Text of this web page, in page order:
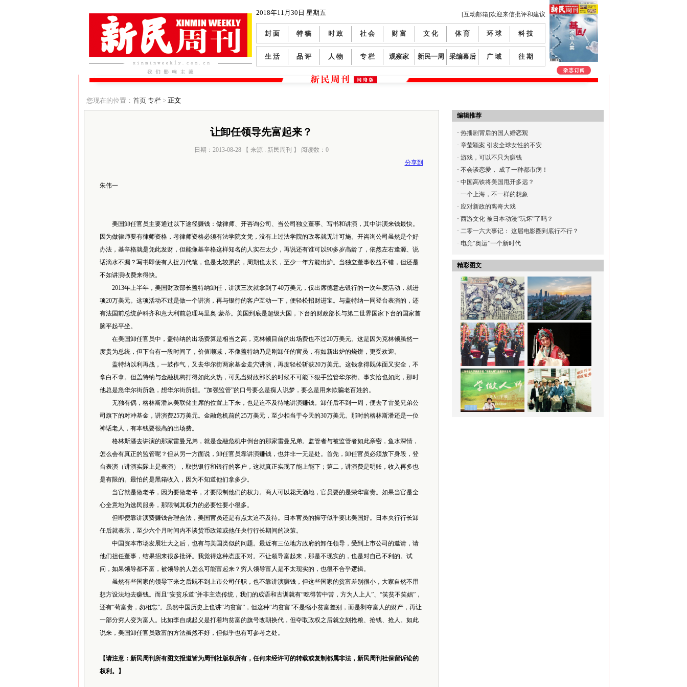
2018年11月30日 星期五 [互动邮箱]欢迎来信批评和建议
封 面 特 稿 时 政 社 会 财 富 文 化 体 育 环 球 科 技
生 活 品 评 人 物 专 栏 观察家 新民一周 采编幕后 广 域 往 期
您现在的位置： 首页 专栏> 正文
让卸任领导先富起来？
日期：2013-08-28 【 来源 : 新民周刊 】 阅读数： 0
分享到
朱伟一
美国卸任官员主要通过以下途径赚钱：做律师、开咨询公司、当公司独立董事、写书和讲演，其中讲演来钱最快。
因为做律师要有律师资格，考律师资格必须有法学院文凭，没有上过法学院的政客就无计可施。开咨询公司虽然是个好
办法，基辛格就是凭此发财，但能像基辛格这样知名的人实在太少，再说还有谁可以90多岁高龄了，依然左右逢源、说
话滴水不漏？写书即便有人捉刀代笔，也是比较累的，周期也太长，至少一年方能出炉。当独立董事收益不错，但还是
不如讲演收费来得快。
2013年上半年，美国财政部长盖特纳卸任，讲演三次就拿到了40万美元，仅出席德意志银行的一次年度活动，就进
项20万美元。这项活动不过是做一个讲演，再与银行的客户互动一下，便轻松招财进宝。与盖特纳一同登台表演的，还
有法国前总统萨科齐和意大利前总理马里奥·蒙蒂。美国到底是超级大国，下台的财政部长与第二世界国家下台的国家首
脑平起平坐。
在美国卸任官员中，盖特纳的出场费算是相当之高，克林顿目前的出场费也不过20万美元。这是因为克林顿虽然一
度贵为总统，但下台有一段时间了，价值顺减，不像盖特纳乃是刚卸任的官员，有如新出炉的烧饼，更受欢迎。
盖特纳以利再战，一鼓作气，又去华尔街两家基金走穴讲演，再度轻松斩获20万美元。这钱拿得既体面又安全，不
拿白不拿。但盖特纳与金融机构打得如此火热，可见当财政部长的时候不可能下狠手监管华尔街。事实恰也如此，那时
他总是急华尔街所急，想华尔街所想。“加强监管”的口号要么是痴人说梦，要么是用来欺骗老百姓的。
无独有偶，格林斯潘从美联储主席的位置上下来，也是迫不及待地讲演赚钱。卸任后不到一周，便去了雷曼兄弟公
司旗下的对冲基金，讲演费25万美元。金融危机前的25万美元，至少相当于今天的30万美元。那时的格林斯潘还是一位
神话老人，有本钱要很高的出场费。
格林斯潘去讲演的那家雷曼兄弟，就是金融危机中倒台的那家雷曼兄弟。监管者与被监管者如此亲密，鱼水深情，
怎么会有真正的监管呢？但从另一方面说，卸任官员靠讲演赚钱，也并非一无是处。首先，卸任官员必须放下身段，登
台表演（讲演实际上是表演），取悦银行和银行的客户，这就真正实现了能上能下；第二，讲演费是明账，收入再多也
是有限的。最怕的是黑箱收入，因为不知道他们拿多少。
当官就是做老爷，因为要做老爷，才要限制他们的权力。商人可以花天酒地，官员要的是荣华富贵。如果当官是全
心全意地为选民服务，那限制其权力的必要性要小很多。
但即便靠讲演费赚钱合理合法，美国官员还是有点太迫不及待。日本官员的操守似乎要比美国好。日本央行行长卸
任后就表示，至少六个月时间内不谈货币政策或他任央行行长期间的决策。
中国资本市场发展壮大之后，也有与美国类似的问题。最近有三位地方政府的卸任领导，受到上市公司的邀请，请
他们担任董事，结果招来很多批评。我觉得这种态度不对。不让领导富起来，那是不现实的，也是对自己不利的。试
问，如果领导都不富，被领导的人怎么可能富起来？穷人领导富人是不太现实的，也很不合乎逻辑。
虽然有些国家的领导下来之后既不到上市公司任职，也不靠讲演赚钱，但这些国家的贫富差别很小，大家自然不用
想方设法地去赚钱。而且“安贫乐道”并非主流传统，我们的成语和古训就有“吃得苦中苦，方为人上人”、“笑贫不笑娼”，
还有“苟富贵，勿相忘”。虽然中国历史上也讲“均贫富”，但这种“均贫富”不是缩小贫富差别，而是剥夺富人的财产，再让
一部分穷人变为富人。比如李自成起义是打着均贫富的旗号改朝换代，但夺取政权之后就立刻抢粮、抢钱、抢人。如此
说来，美国卸任官员致富的方法虽然不好，但似乎也有可参考之处。
【请注意：新民周刊所有图文报道皆为周刊社版权所有，任何未经许可的转载或复制都属非法，新民周刊社保留诉讼的
权利。】
编辑推荐
· 热播剧背后的国人婚恋观
· 章莹颖案 引发全球女性的不安
· 游戏，可以不只为赚钱
· 不会谈恋爱， 成了一种都市病！
· 中国高铁将美国甩开多远？
· 一个上海，不一样的想象
· 应对新政的离奇大戏
· 西游文化 被日本动漫“玩坏”了吗？
· 二零一六大事记： 这届电影圈到底行不行？
· 电竞“奥运”一个新时代
精彩图文